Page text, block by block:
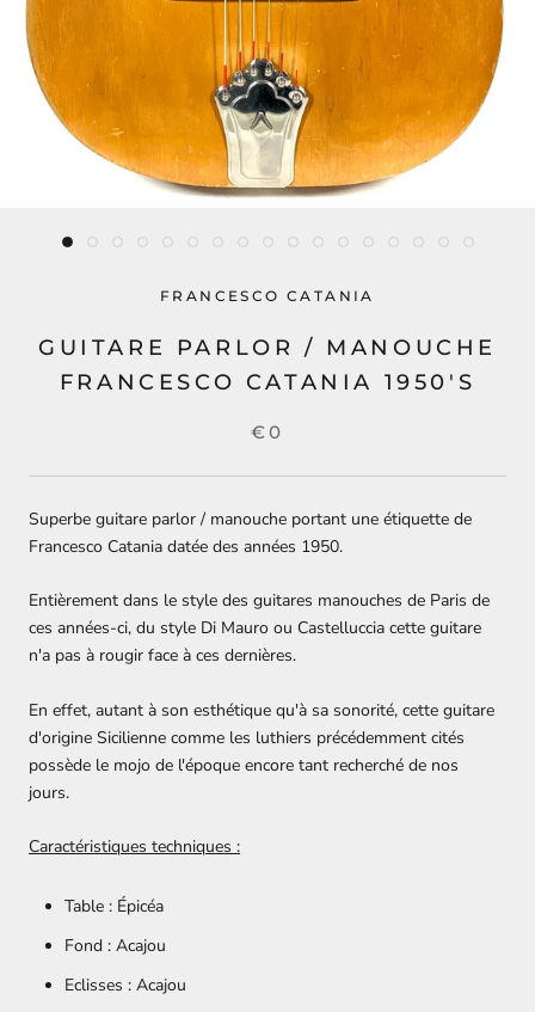
FRANCESCO CATANIA
GUITARE PARLOR / MANOUCHE
FRANCESCO CATANIA 1950'S
€0
Superbe guitare parlor / manouche portant une étiquette de
Francesco Catania datée des années 1950.
Entièrement dans le style des guitares manouches de Paris de
ces années-ci, du style Di Mauro ou Castelluccia cette guitare
n'a pas à rougir face à ces dernières.
En effet, autant à son esthétique qu'à sa sonorité, cette guitare
d'origine Sicilienne comme les luthiers précédemment cités
possède le mojo de l'époque encore tant recherché de nos
jours.
Caractéristiques techniques :
Table : Épicéa
Fond : Acajou
Eclisses : Acajou